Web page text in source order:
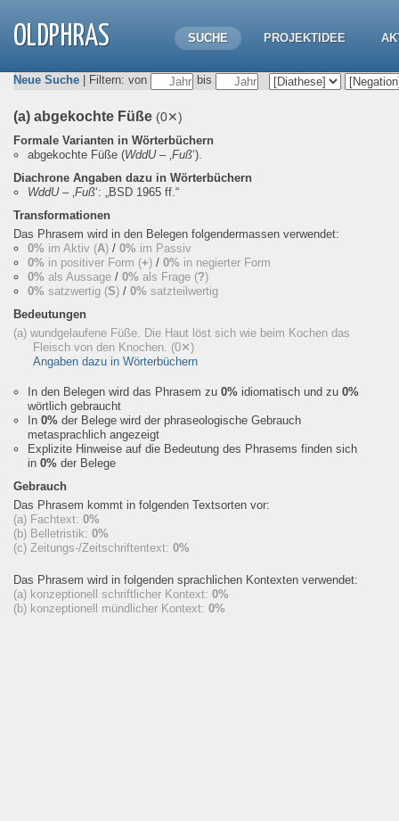
OLDPHRAS SUCHE PROJEKTIDEE
Neue Suche | Filtern: von bis
(a) abgekochte Füße (0✕)
Formale Varianten in Wörterbüchern
abgekochte Füße (WddU– ‚Fuß‘).
Diachrone Angaben dazu in Wörterbüchern
WddU– ‚Fuß‘: „BSD 1965 ff.“
Transformationen
Das Phrasem wird in den Belegen folgendermassen verwendet:
0% im Aktiv (A) / 0% im Passiv
0% in positiver Form (+) / 0% in negierter Form
0% als Aussage / 0% als Frage (?)
0% satzwertig (S) / 0% satzteilwertig
Bedeutungen
(a) wundgelaufene Füße. Die Haut löst sich wie beim Kochen das
Fleisch von den Knochen. (0✕)
Angaben dazu in Wörterbüchern
In den Belegen wird das Phrasem zu 0% idiomatisch und zu 0%
wörtlich gebraucht
In 0% der Belege wird der phraseologische Gebrauch
metasprachlich angezeigt
Explizite Hinweise auf die Bedeutung des Phrasems finden sich
in 0% der Belege
Gebrauch
Das Phrasem kommt in folgenden Textsorten vor:
(a) Fachtext: 0%
(b) Belletristik: 0%
(c) Zeitungs-/Zeitschriftentext: 0%
Das Phrasem wird in folgenden sprachlichen Kontexten verwendet:
(a) konzeptionell schriftlicher Kontext: 0%
(b) konzeptionell mündlicher Kontext: 0%